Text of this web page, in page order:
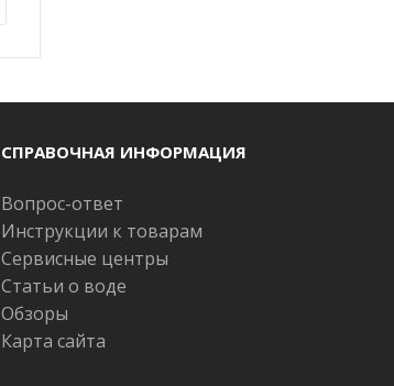
СПРАВОЧНАЯ ИНФОРМАЦИЯ
Вопрос-ответ
Инструкции к товарам
Сервисные центры
Статьи о воде
Обзоры
Карта сайта